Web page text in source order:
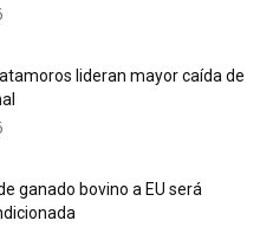
lideran mayor caída de
ganado bovino a EU será